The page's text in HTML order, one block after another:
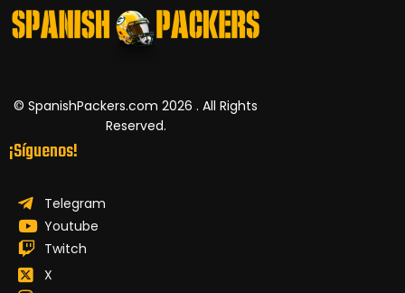
© SpanishPackers.com 2026 . All Rights
Reserved.
¡Síguenos!
Telegram
Youtube
Twitch
X